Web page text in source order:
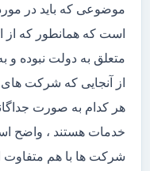
موضوعی که باید در
است که همانطور که از
متعلق به دولت نبوده
از آنجایی که شرکت های
هر کدام به صورت
خدمات هستند ، واضح
شرکت ها با هم